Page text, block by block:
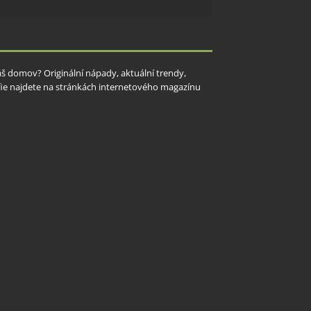
domov? Originální nápady, aktuální trendy,
najdete na stránkách internetového magazínu